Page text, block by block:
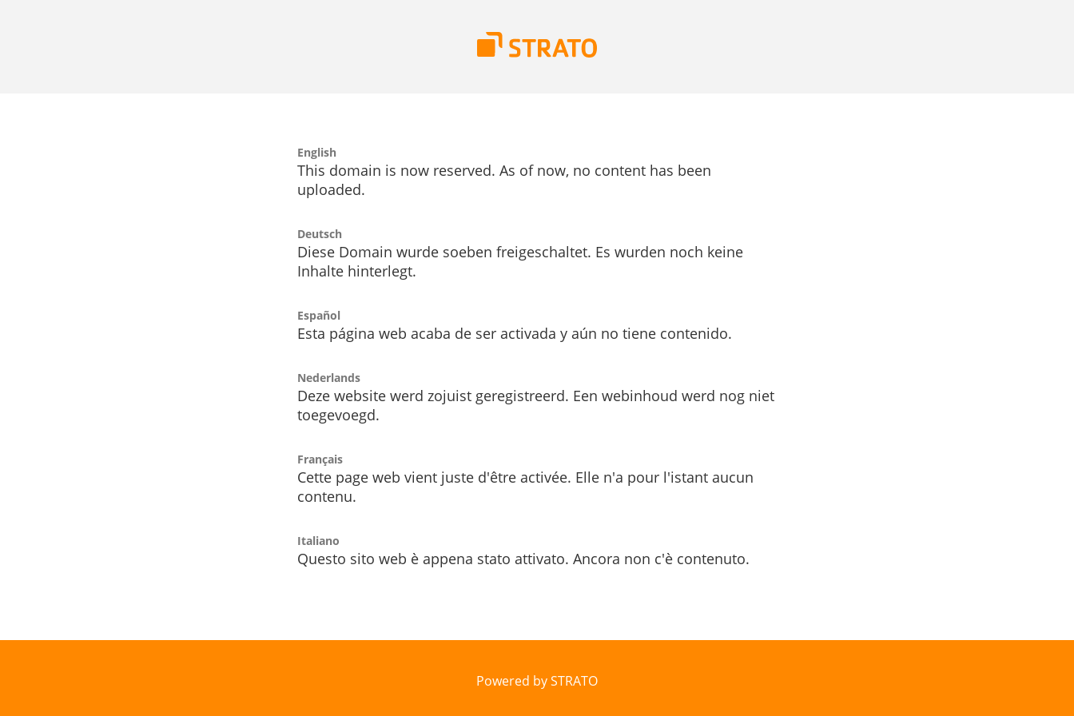
English
This domain is now reserved. As of now, no content has been
uploaded.
Deutsch
Diese Domain wurde soeben freigeschaltet. Es wurden noch keine
Inhalte hinterlegt.
Español
Esta página web acaba de ser activada y aún no tiene contenido.
Nederlands
Deze website werd zojuist geregistreerd. Een webinhoud werd nog niet
toegevoegd.
Français
Cette page web vient juste d'être activée. Elle n'a pour l'istant aucun
contenu.
Italiano
Questo sito web è appena stato attivato. Ancora non c'è contenuto.
Powered by STRATO